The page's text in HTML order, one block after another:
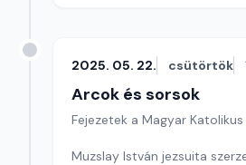
2025. 05. 22. csütörtök
Arcok és sorsok
Fejezetek a Magyar
Muzslay István jezsuita